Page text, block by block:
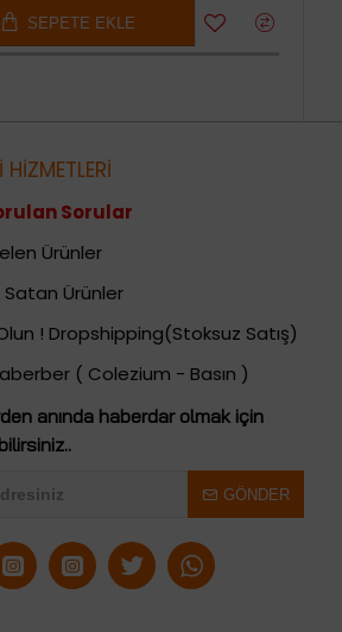
SEPETE EKLE
HİZMETLERİ
Sorular
Ürünler
Satan Ürünler
! Dropshipping(Stoksuz Satış)
( Colezium - Basın )
anında haberdar olmak için
GÖNDER